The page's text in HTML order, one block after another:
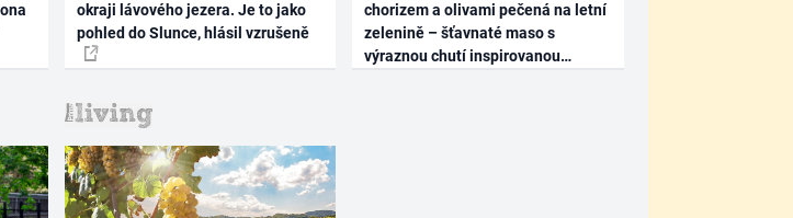
okraji lávového jezera. Je to jako
pohled do Slunce, hlásil vzrušeně
chorizem a olivami pečená na letní
zelenině – šťavnaté maso s
výraznou chutí inspirovanou